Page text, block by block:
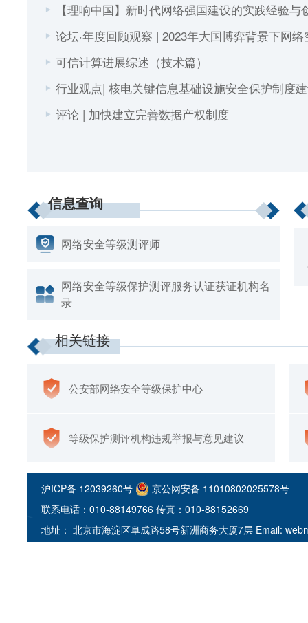
【理响中国】新时代网络强国建设的实践经验与
论坛·年度回顾观察 | 2023年大国博弈背景下网
可信计算进展综述（技术篇）
行业观点| 核电关键信息基础设施安全保护制度
评论 | 加快建立完善数据产权制度
信息查询
网络安全等级测评师
网络安全等级保护测评服务认证获证机构名
录
相关链接
公安部网络安全等级保护中心
等级保护测评机构违规举报与意见建议
沪ICP备 12039260号
京公网安备 11010802025578号
联系电话：010-88149766 传真：010-88152669
地址： 北京市海淀区阜成路58号新洲商务大厦7层 Email: